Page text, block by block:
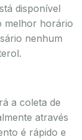
disponível
melhor horário
nenhum
a coleta de
através
é rápido e